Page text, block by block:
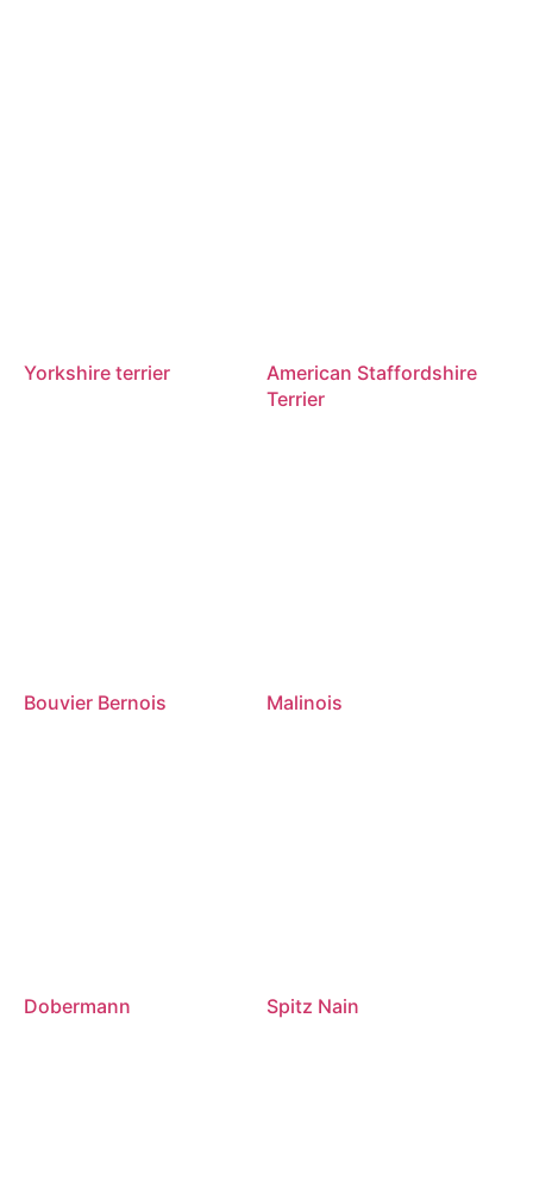
Yorkshire terrier
American Staffordshire
Terrier
Bouvier Bernois Malinois
Dobermann Spitz Nain